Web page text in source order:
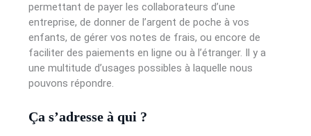
permettant de payer les collaborateurs d’une
entreprise, de donner de l’argent de poche à vos
enfants, de gérer vos notes de frais, ou encore de
faciliter des paiements en ligne ou à l’étranger. Il y a
une multitude d’usages possibles à laquelle nous
pouvons répondre.
Ça s’adresse à qui ?